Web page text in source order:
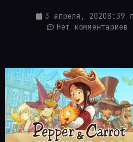
3 апреля, 20208:39
Нет комментариев